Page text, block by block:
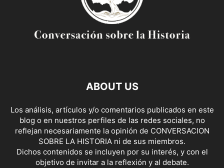
ABOUT US
Los análisis, artículos y/o comentarios publicados en este
blog o en nuestros perfiles de las redes sociales, no
reflejan necesariamente la opinión de CONVERSACION
SOBRE LA HISTORIA ni de sus miembros.
Dichos contenidos se incluyen por su interés, y con el
objetivo de invitar a la reflexión y al debate.